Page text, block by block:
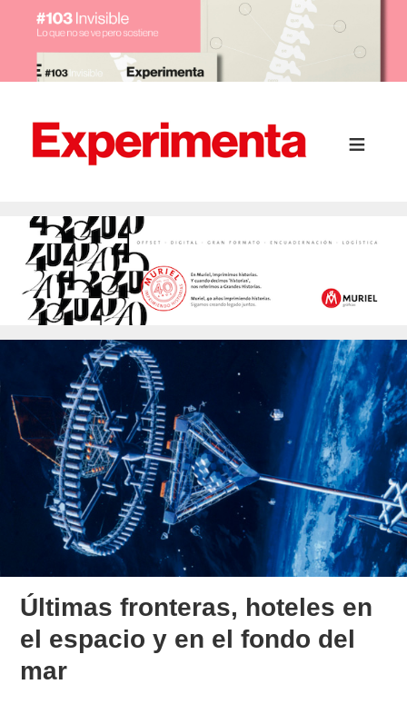
Últimas fronteras, hoteles en
el espacio y en el fondo del
mar